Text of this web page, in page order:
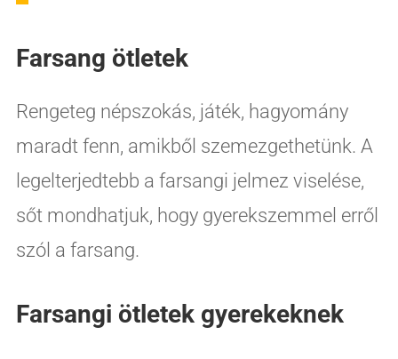
Farsang ötletek
Rengeteg népszokás, játék, hagyomány
maradt fenn, amikből szemezgethetünk. A
legelterjedtebb a farsangi jelmez viselése,
sőt mondhatjuk, hogy gyerekszemmel erről
szól a farsang.
Farsangi ötletek gyerekeknek